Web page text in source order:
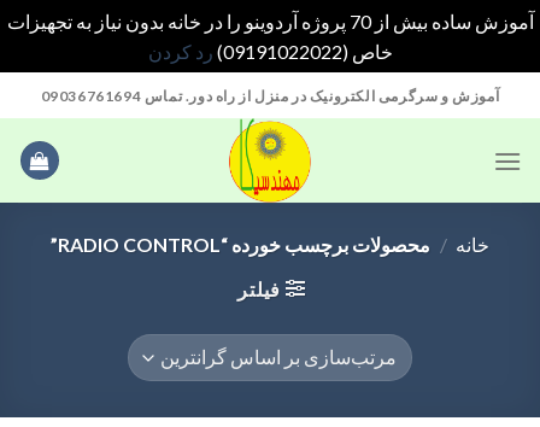
آموزش ساده بیش از 70 پروژه آردوینو را در خانه بدون نیاز به تجهیزات
خاص (09191022022)
رد کردن
to
آموزش و سرگرمی الکترونیک در منزل از راه دور. تماس 09036761694
خانه / محصولات برچسب خورده “RADIO CONTROL”
فیلتر